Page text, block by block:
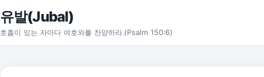
본문으로 건너뛰기
유발(Jubal)
호흡이 있는 자마다 여호와를 찬양하라.(Psalm 150:6)